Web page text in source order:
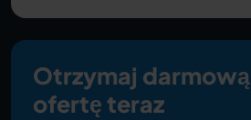
Otrzymaj darmową
ofertę teraz